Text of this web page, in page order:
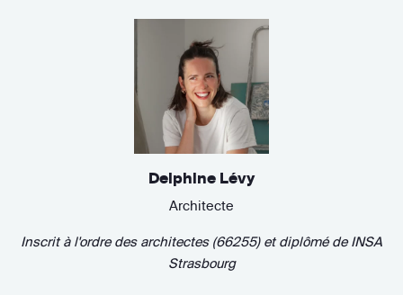
Delphine Lévy
Architecte
Inscrit à l'ordre des architectes (66255) et diplômé deINSA
Strasbourg